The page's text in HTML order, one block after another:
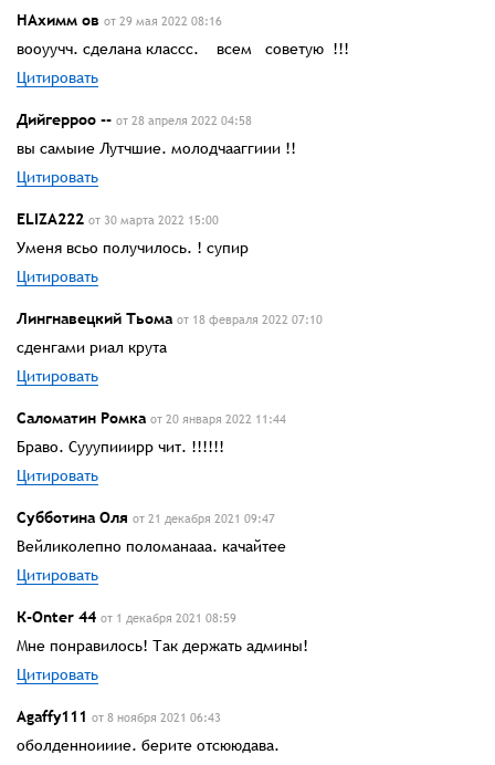
НАхимм ов от 29 мая 2022 08:16
вооуучч. сделана классс. всем советую !!!
Цитировать
Дийгерроо -- от 28 апреля 2022 04:58
вы самыие Лутчшие. молодчааггиии !!
Цитировать
ELIZA222 от 30 марта 2022 15:00
Уменя всьо получилось. ! супир
Цитировать
Лингнавецкий Тьома от 18 февраля 2022 07:10
сденгами риал крута
Цитировать
Саломатин Ромка от 20 января 2022 11:44
Браво. Сууупииирр чит. !!!!!!
Цитировать
Субботина Оля от 21 декабря 2021 09:47
Вейликолепно поломанааа. качайтее
Цитировать
К-Onter 44 от 1 декабря 2021 08:59
Мне понравилось! Так держать админы!
Цитировать
Agaffy111 от 8 ноября 2021 06:43
оболденноииие. берите отсююдава.